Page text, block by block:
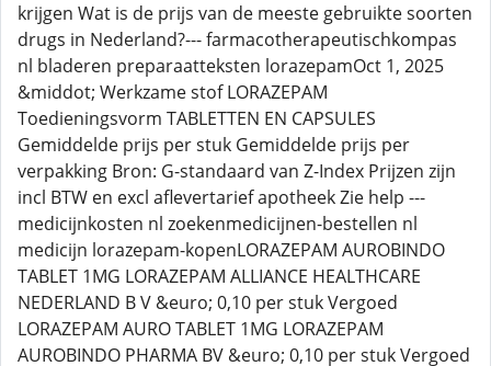
krijgen Wat is de prijs van de meeste gebruikte soorten
drugs in Nederland?--- farmacotherapeutischkompas
nl bladeren preparaatteksten lorazepamOct 1, 2025
&middot; Werkzame stof LORAZEPAM
Toedieningsvorm TABLETTEN EN CAPSULES
Gemiddelde prijs per stuk Gemiddelde prijs per
verpakking Bron: G-standaard van Z-Index Prijzen zijn
incl BTW en excl aflevertarief apotheek Zie help ---
medicijnkosten nl zoekenmedicijnen-bestellen nl
medicijn lorazepam-kopenLORAZEPAM AUROBINDO
TABLET 1MG LORAZEPAM ALLIANCE HEALTHCARE
NEDERLAND B V &euro; 0,10 per stuk Vergoed
LORAZEPAM AURO TABLET 1MG LORAZEPAM
AUROBINDO PHARMA BV &euro; 0,10 per stuk Vergoed